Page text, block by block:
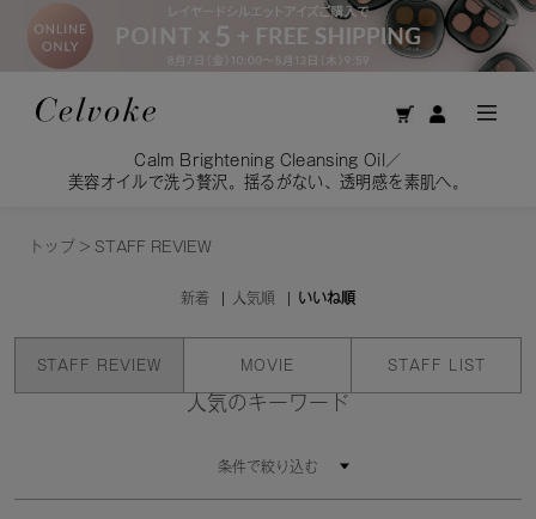
Calm Brightening Cleansing Oil／
美容オイルで洗う贅沢。揺るがない、透明感を素肌へ。
トップ > STAFF REVIEW
新着 人気順 いいね順
STAFF REVIEW MOVIE STAFF LIST
人気のキーワード
条件で絞り込む